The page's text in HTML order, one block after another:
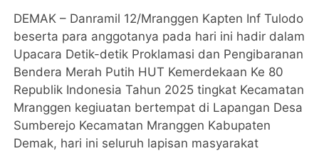
DEMAK – Danramil 12/Mranggen Kapten Inf Tulodo
beserta para anggotanya pada hari ini hadir dalam
Upacara Detik-detik Proklamasi dan Pengibaranan
Bendera Merah Putih HUT Kemerdekaan Ke 80
Republik Indonesia Tahun 2025 tingkat Kecamatan
Mranggen kegiuatan bertempat di Lapangan Desa
Sumberejo Kecamatan Mranggen Kabupaten
Demak, hari ini seluruh lapisan masyarakat